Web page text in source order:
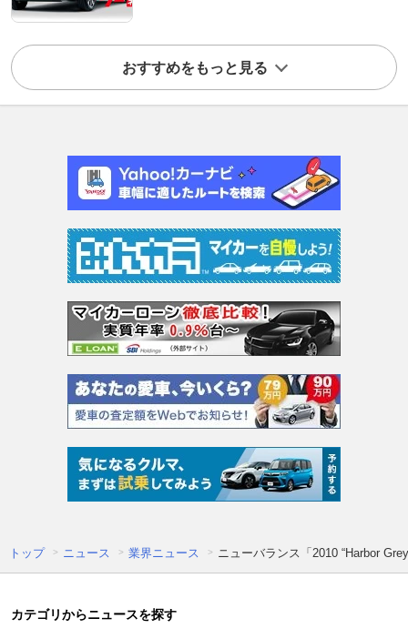
おすすめをもっと見る
トップ ニュース 業界ニュース ニューバランス「2010 “Harbor
カテゴリからニュースを探す